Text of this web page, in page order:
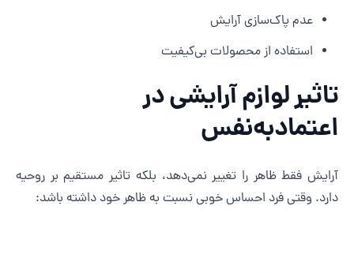
عدم پاک‌سازی آرایش
استفاده از محصولات بی‌کیفیت
لوازم آرایشی در
فقط ظاهر را تغییر نمی‌دهد، بلکه تاثیر مستقیم بر روحیه
وقتی فرد احساس خوبی نسبت به ظاهر خود داشته باشد: